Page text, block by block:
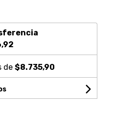
de $8.735,90